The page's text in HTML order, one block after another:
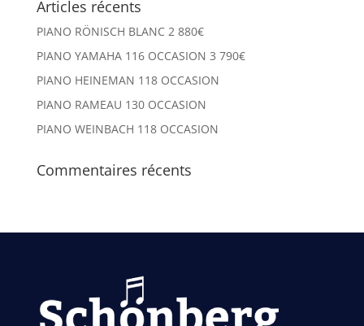
Articles récents
PIANO RÖNISCH BLANC 2 880€
PIANO YAMAHA 116 OCCASION 3 790€
PIANO HEINEMAN 118 OCCASION
PIANO RAMEAU 130 OCCASION
PIANO WEINBACH 118 OCCASION
Commentaires récents